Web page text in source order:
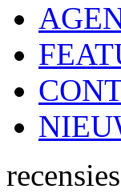
recensies